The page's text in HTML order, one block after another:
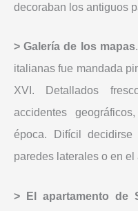
decoraban los antiguos
> Galería de los mapas
italianas fue mandada
XVI. Detallados
accidentes
época. Difícil
paredes laterales o en
> El apartamento de